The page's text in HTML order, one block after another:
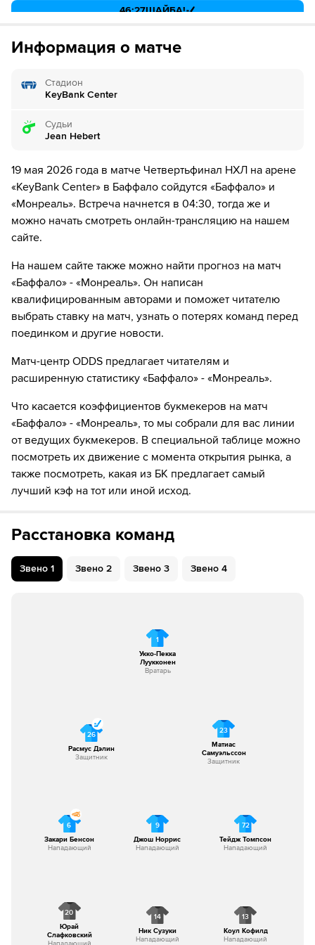
Если качество предоставляемых услуг ОККО ТВ вас не устроит,
46:27ШАЙБА!
71:22 Игрок "Монреаль" Алекс Ньюхук забивает шайбу!
Информация о матче
Стадион
KeyBank Center
Судьи
Jean Hebert
19 мая 2026 года в матче Четвертьфинал НХЛ на арене
«KeyBank Center» в Баффало сойдутся «Баффало» и
«Монреаль». Встреча начнется в 04:30, тогда же и
можно начать смотреть онлайн-трансляцию на нашем
сайте.
На нашем сайте также можно найти прогноз на матч
«Баффало» - «Монреаль». Он написан
квалифицированным авторами и поможет читателю
выбрать ставку на матч, узнать о потерях команд перед
поединком и другие новости.
Матч-центр ODDS предлагает читателям и
расширенную статистику «Баффало» - «Монреаль».
Что касается коэффициентов букмекеров на матч
«Баффало» - «Монреаль», то мы собрали для вас линии
от ведущих букмекеров. В специальной таблице можно
посмотреть их движение с момента открытия рынка, а
также посмотреть, какая из БК предлагает самый
лучший кэф на тот или иной исход.
Расстановка команд
Звено 1 Звено 2 Звено 3 Звено 4
1
Укко-Пекка
Луукконен
Вратарь
26
Расмус Дэлин
Защитник
23
Матиас
Самуэльссон
Защитник
6
Закари Бенсон
Нападающий
9
Джош Норрис
Нападающий
72
Тейдж Томпсон
Нападающий
20
Юрай
Слафковский
Нападающий
14
Ник Сузуки
Нападающий
13
Коул Кофилд
Нападающий